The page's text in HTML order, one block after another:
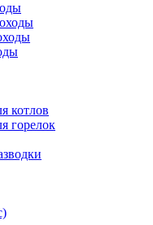
котлов
горелок